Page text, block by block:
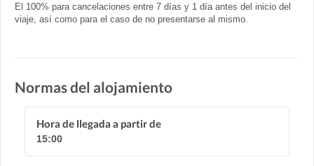
El 100% para cancelaciones entre 7 días y 1 día antes del inicio del
viaje, así como para el caso de no presentarse al mismo.
Normas del alojamiento
Hora de llegada a partir de
15:00